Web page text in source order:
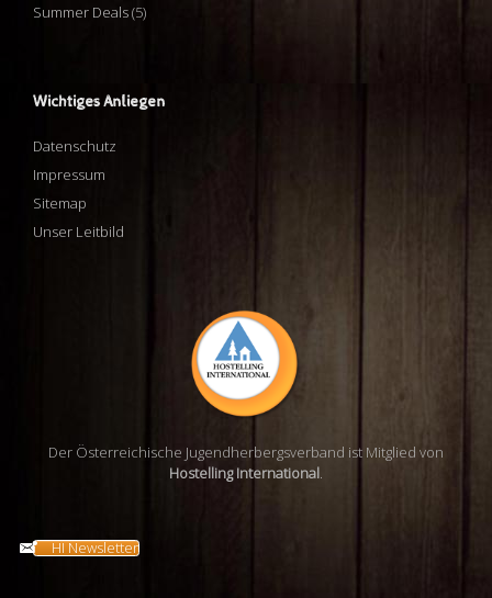
Summer Deals(5)
Wichtiges Anliegen
Datenschutz
Impressum
Sitemap
Unser Leitbild
Der Österreichische Jugendherbergsverband ist Mitglied von
Hostelling International.
HI Newsletter